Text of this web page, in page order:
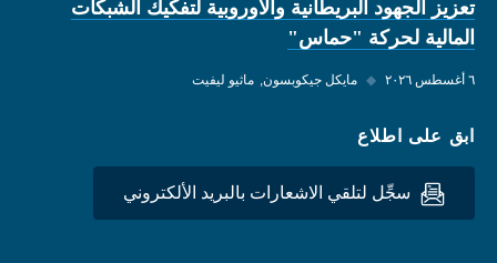
تعزيز الجهود البريطانية والأوروبية لتفكيك الشبكات
المالية لحركة "حماس"
٦ أغسطس ٢٠٢٦ ◆ مايكل جيكوبسون ماثيو ليفيت
ابق على اطلاع
سجِّل لتلقي الاشعارات بالبريد الألكتروني